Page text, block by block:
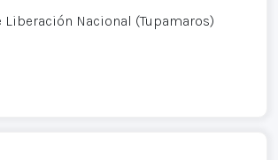
Nacional (Tupamaros)